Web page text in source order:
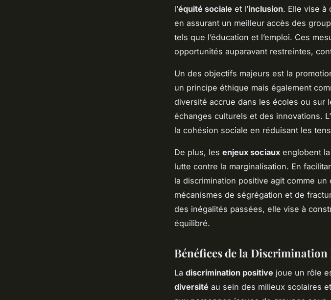
l’équité sociale et l’inclusion. Elle vise à
en assurant un meilleur accès des
tels que l’éducation et l’emploi. Ces
opportunités auparavant restreintes,
Un des objectifs majeurs est la
un principe éthique mais également
diversité accrue dans les écoles ou sur
échanges culturels et des innovations. L’
la cohésion sociale en réduisant les
De plus, les enjeux sociaux englobent
lutte contre la marginalisation. En
la discrimination positive agit comme
mécanismes de ségrégation et de
des inégalités passées, elle vise à
équilibré.
Bénéfices de la Discrimination
La discrimination positive joue un rôle
diversité au sein des milieux scolaires